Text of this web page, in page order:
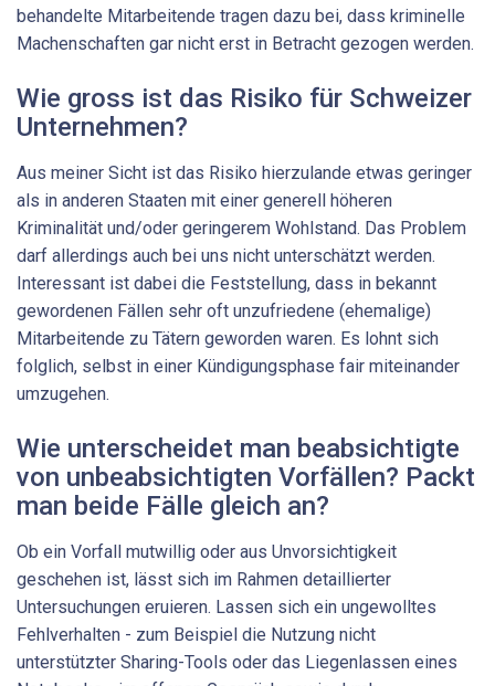
behandelte Mitarbeitende tragen dazu bei, dass kriminelle
Machenschaften gar nicht erst in Betracht gezogen werden.
Wie gross ist das Risiko für Schweizer
Unternehmen?
Aus meiner Sicht ist das Risiko hierzulande etwas geringer
als in anderen Staaten mit einer generell höheren
Kriminalität und/oder geringerem Wohlstand. Das Problem
darf allerdings auch bei uns nicht unterschätzt werden.
Interessant ist dabei die Feststellung, dass in bekannt
gewordenen Fällen sehr oft unzufriedene (ehemalige)
Mitarbeitende zu Tätern geworden waren. Es lohnt sich
folglich, selbst in einer Kündigungsphase fair miteinander
umzugehen.
Wie unterscheidet man beabsichtigte
von unbeabsichtigten ­Vorfällen? Packt
man beide Fälle gleich an?
Ob ein Vorfall mutwillig oder aus Unvorsichtigkeit
geschehen ist, lässt sich im Rahmen detaillierter
Untersuchungen eruieren. Lassen sich ein ungewolltes
Fehlverhalten - zum Beispiel die Nutzung nicht
unterstützter Sharing-Tools oder das Liegenlassen eines